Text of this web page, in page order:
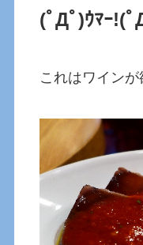
(ﾟДﾟ)ｳﾏｰ!(ﾟ
これはワインが